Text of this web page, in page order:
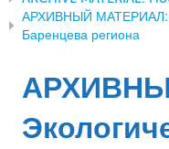
АРХИВНЫЙ МАТЕРИАЛ:
Баренцева региона